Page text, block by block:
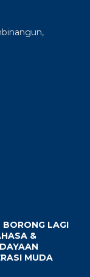
BORONG LAGI
&
MUDA